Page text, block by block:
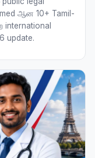
ஆன 10+ Tamil-
update.